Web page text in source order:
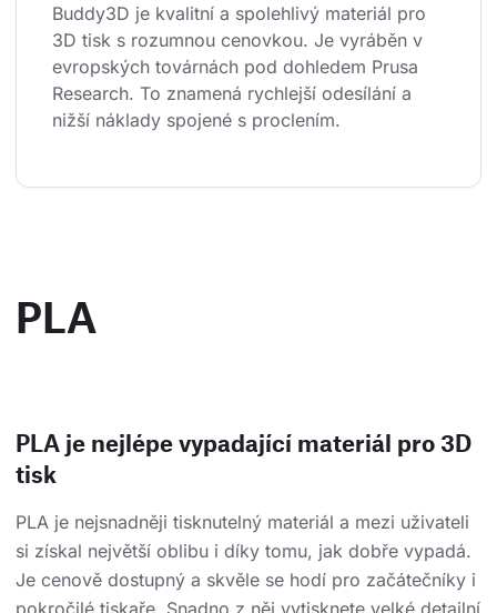
Buddy3D je kvalitní a spolehlivý materiál pro
3D tisk s rozumnou cenovkou. Je vyráběn v
evropských továrnách pod dohledem Prusa
Research. To znamená rychlejší odesílání a
nižší náklady spojené s proclením.
PLA
PLA je nejlépe vypadající materiál pro 3D
tisk
PLA je nejsnadněji tisknutelný materiál a mezi uživateli
si získal největší oblibu i díky tomu, jak dobře vypadá.
Je cenově dostupný a skvěle se hodí pro začátečníky i
pokročilé tiskaře. Snadno z něj vytisknete velké detailní